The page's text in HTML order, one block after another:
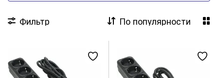
Сетевые фильтры (удлинители)
Резаки
CD/DVD-диски
Фильтр По популярности